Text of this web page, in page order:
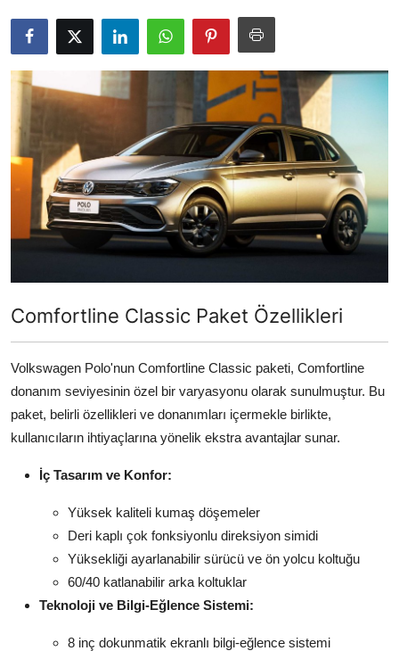
Paketler
Yağlar
Oto Bilgi
Comfortline Classic Paket Özellikleri
Volkswagen Polo'nun Comfortline Classic paketi, Comfortline
donanım seviyesinin özel bir varyasyonu olarak sunulmuştur. Bu
paket, belirli özellikleri ve donanımları içermekle birlikte,
kullanıcıların ihtiyaçlarına yönelik ekstra avantajlar sunar.
İç Tasarım ve Konfor:
Yüksek kaliteli kumaş döşemeler
Deri kaplı çok fonksiyonlu direksiyon simidi
Yüksekliği ayarlanabilir sürücü ve ön yolcu koltuğu
60/40 katlanabilir arka koltuklar
Teknoloji ve Bilgi-Eğlence Sistemi:
8 inç dokunmatik ekranlı bilgi-eğlence sistemi